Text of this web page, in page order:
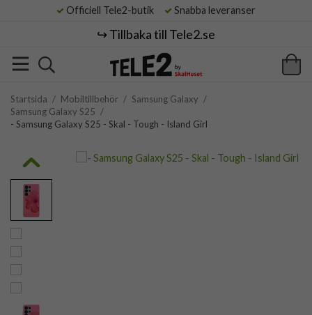
Officiell Tele2-butik Snabba leveranser
↪️ Tillbaka till Tele2.se
Startsida / Mobiltillbehör / Samsung Galaxy /
Samsung Galaxy S25 /
- Samsung Galaxy S25 - Skal - Tough - Island Girl